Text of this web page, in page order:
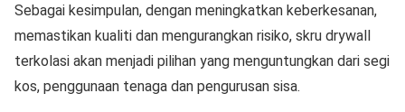
Sebagai kesimpulan, dengan meningkatkan keberkesanan,
memastikan kualiti dan mengurangkan risiko, skru drywall
terkolasi akan menjadi pilihan yang menguntungkan dari segi
kos, penggunaan tenaga dan pengurusan sisa.